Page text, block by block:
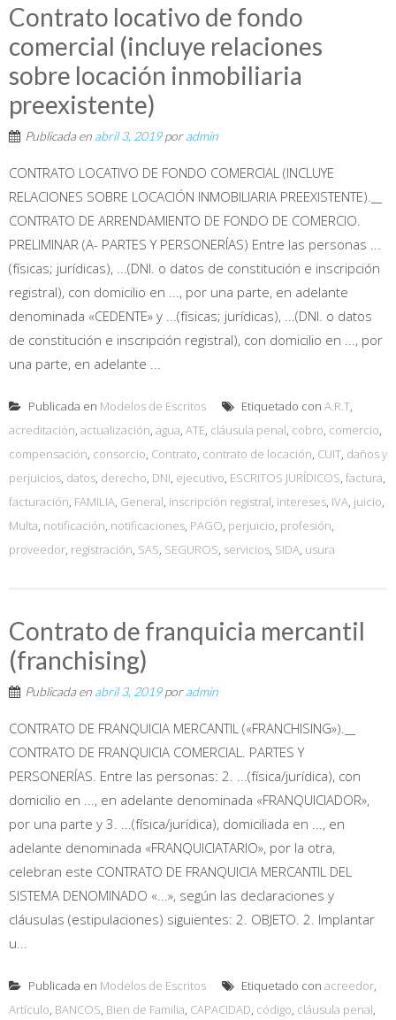
Contrato locativo de fondo
comercial (incluye relaciones
sobre locación inmobiliaria
preexistente)
Publicada en abril 3, 2019poradmin
CONTRATO LOCATIVO DE FONDO COMERCIAL (INCLUYE
RELACIONES SOBRE LOCACIÓN INMOBILIARIA PREEXISTENTE).__
CONTRATO DE ARRENDAMIENTO DE FONDO DE COMERCIO.
PRELIMINAR (A- PARTES Y PERSONERÍAS) Entre las personas ...
(físicas; jurídicas), ...(DNI. o datos de constitución e inscripción
registral), con domicilio en ..., por una parte, en adelante
denominada «CEDENTE» y ...(físicas; jurídicas), ...(DNI. o datos
de constitución e inscripción registral), con domicilio en ..., por
una parte, en adelante ...
Publicada en Modelos de Escritos Etiquetado con A.R.T,
acreditación, actualización, agua, ATE, cláusula penal, cobro, comercio,
compensación, consorcio, Contrato, contrato de locación, CUIT, daños y
perjuicios, datos, derecho, DNI, ejecutivo, ESCRITOS JURÍDICOS, factura,
facturación, FAMILIA, General, inscripción registral, intereses, IVA, juicio,
Multa, notificación, notificaciones, PAGO, perjuicio, profesión,
proveedor, registración, SAS, SEGUROS, servicios, SIDA, usura
Contrato de franquicia mercantil
(franchising)
Publicada en abril 3, 2019poradmin
CONTRATO DE FRANQUICIA MERCANTIL («FRANCHISING»).__
CONTRATO DE FRANQUICIA COMERCIAL. PARTES Y
PERSONERÍAS. Entre las personas: 2. ...(física/jurídica), con
domicilio en ..., en adelante denominada «FRANQUICIADOR»,
por una parte y 3. ...(física/jurídica), domiciliada en ..., en
adelante denominada «FRANQUICIATARIO», por la otra,
celebran este CONTRATO DE FRANQUICIA MERCANTIL DEL
SISTEMA DENOMINADO «...», según las declaraciones y
cláusulas (estipulaciones) siguientes: 2. OBJETO. 2. Implantar
u...
Publicada en Modelos de Escritos Etiquetado con acreedor,
Artículo, BANCOS, Bien de Familia, CAPACIDAD, código, cláusula penal,